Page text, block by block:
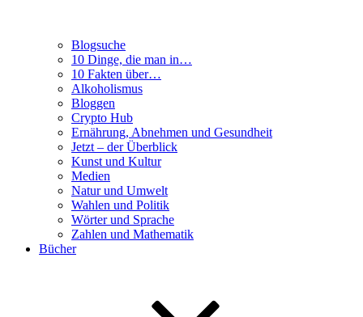
Blogsuche
10 Dinge, die man in…
10 Fakten über…
Alkoholismus
Bloggen
Crypto Hub
Ernährung, Abnehmen und Gesundheit
Jetzt – der Überblick
Kunst und Kultur
Medien
Natur und Umwelt
Wahlen und Politik
Wörter und Sprache
Zahlen und Mathematik
Bücher